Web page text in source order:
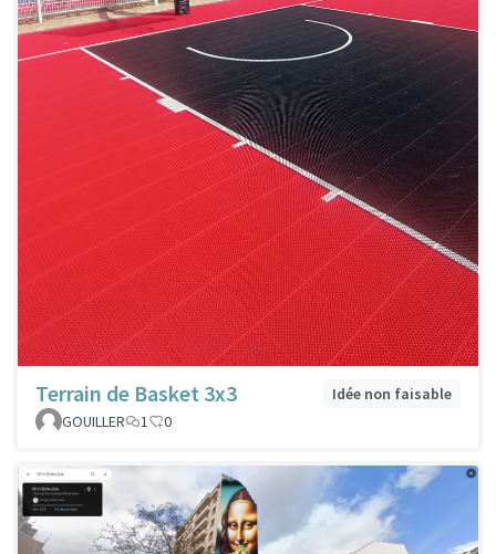
Terrain de Basket 3x3
Idée non faisable
GOUILLER
1 0